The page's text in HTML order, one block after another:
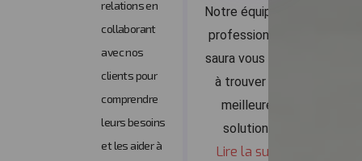
relations en
collaborant
avec nos
clients pour
comprendre
leurs besoins
et les aider à
Notre équipe de
professionnels
saura vous aider
à trouver les
meilleures
solutions
Lire la suite